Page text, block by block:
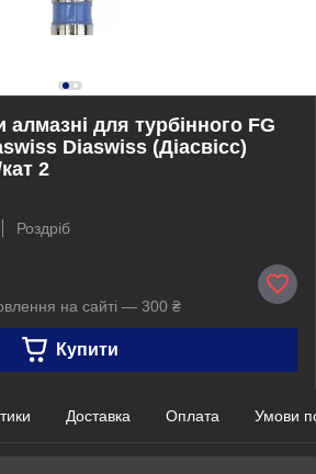
для турбінного FG
Diaswiss (Діасвісс)
2
Роздріб
на сайті — 300 ₴
Купити
Доставка Оплата Умови